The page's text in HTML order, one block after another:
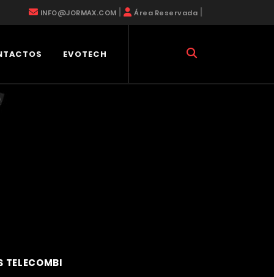
INFO@JORMAX.COM | Área Reservada
EVOTECH
TELECOMBI